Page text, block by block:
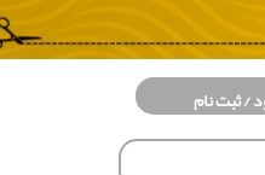
/ ثبت نام